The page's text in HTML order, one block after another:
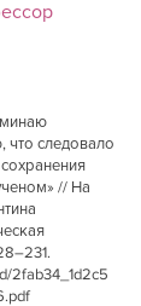
что следовало
// На
2fab34_1d2c5